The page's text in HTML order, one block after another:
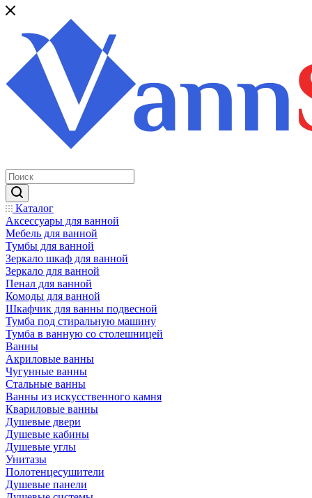
Каталог
Аксессуары для ванной
Мебель для ванной
Тумбы для ванной
Зеркало шкаф для ванной
Зеркало для ванной
Пенал для ванной
Комоды для ванной
Шкафчик для ванны подвесной
Тумба под стиральную машину
Тумба в ванную со столешницей
Ванны
Акриловые ванны
Чугунные ванны
Стальные ванны
Ванны из искусственного камня
Квариловые ванны
Душевые двери
Душевые кабины
Душевые углы
Унитазы
Полотенцесушители
Душевые панели